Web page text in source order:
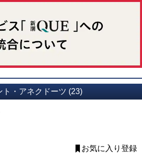
ト・アネクドーツ (23)
お気に入り登録